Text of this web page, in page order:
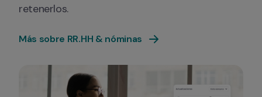
retenerlos.
Más sobre RR.HH & nóminas